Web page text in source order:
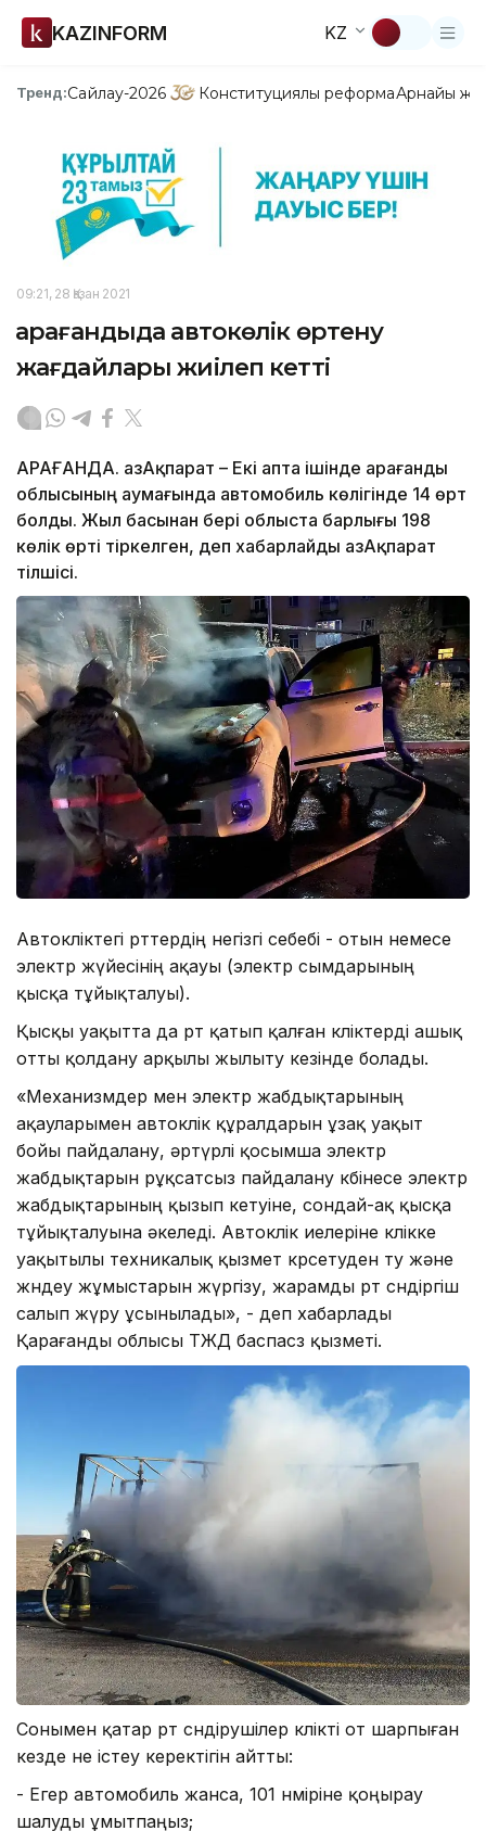
KAZINFORM KZ
Тренд:Сайлау-2026 Конституциялық реформаАрнайы
09:21, 28 Қазан 2021
Қарағандыда автокөлік өртену
жағдайлары жиілеп кетті
ҚАРАҒАНДА. ҚазАқпарат – Екі апта ішінде Қарағанды
облысының аумағында автомобиль көлігінде 14 өрт
болды. Жыл басынан бері облыста барлығы 198
көлік өрті тіркелген, деп хабарлайды ҚазАқпарат
тілшісі.
Автокөліктегі өрттердің негізгі себебі - отын немесе
электр жүйесінің ақауы (электр сымдарының
қысқа тұйықталуы).
Қысқы уақытта да өрт қатып қалған көліктерді ашық
отты қолдану арқылы жылыту кезінде болады.
«Механизмдер мен электр жабдықтарының
ақауларымен автокөлік құралдарын ұзақ уақыт
бойы пайдалану, әртүрлі қосымша электр
жабдықтарын рұқсатсыз пайдалану көбінесе электр
жабдықтарының қызып кетуіне, сондай-ақ қысқа
тұйықталуына әкеледі. Автокөлік иелеріне көлікке
уақытылы техникалық қызмет көрсетуден өту және
жөндеу жұмыстарын жүргізу, жарамды өрт сөндіргіш
салып жүру ұсынылады», - деп хабарлады
Қарағанды облысы ТЖД баспасөз қызметі.
Сонымен қатар өрт сөндірушілер көлікті от шарпыған
кезде не істеу керектігін айтты:
- Егер автомобиль жанса, 101 нөміріне қоңырау
шалуды ұмытпаңыз;